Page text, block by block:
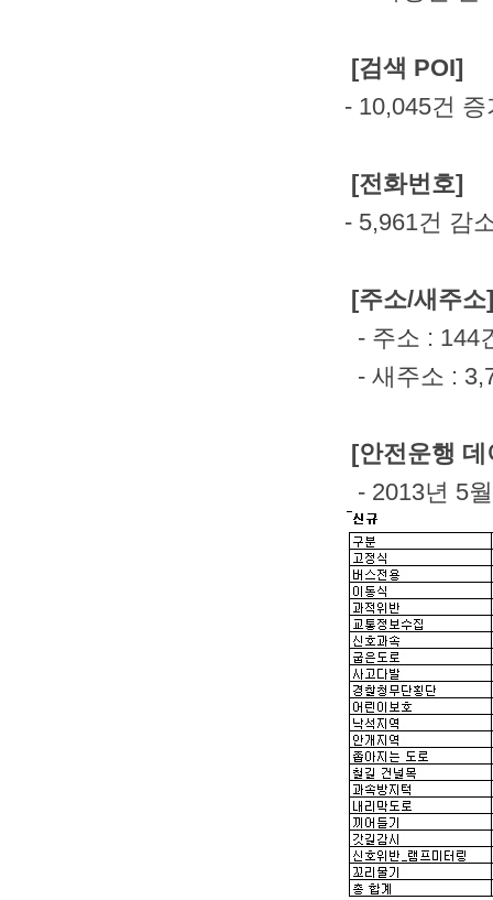
[검색 POI]
- 10,045건 증
[전화번호]
- 5,961건 감
[주소/새주소]
- 주소 : 144
- 새주소 :
[안전운행 데
- 2013년 5